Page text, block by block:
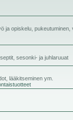
ja opiskelu, pukeutuminen,
sesonki- ja juhlaruuat
lääkitseminen ym.